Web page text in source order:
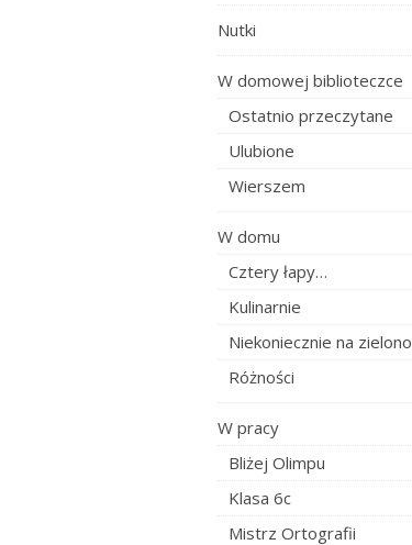
Nutki
W domowej biblioteczce
Ostatnio przeczytane
Ulubione
Wierszem
W domu
Cztery łapy…
Kulinarnie
Niekoniecznie na zielono
Różności
W pracy
Bliżej Olimpu
Klasa 6c
Mistrz Ortografii